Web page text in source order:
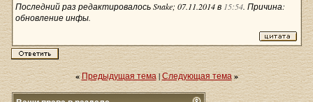
Последний раз редактировалось Snake; 07.11.2014 в 15:54. Причина:
обновление инфы.
«Предыдущая тема|Следующая тема »